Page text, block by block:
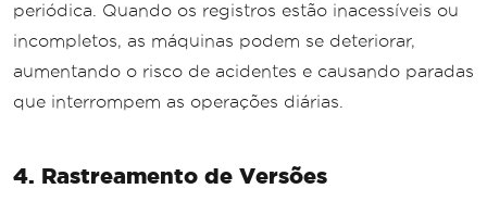
periódica. Quando os registros estão inacessíveis ou
incompletos, as máquinas podem se deteriorar,
aumentando o risco de acidentes e causando paradas
que interrompem as operações diárias.
4. Rastreamento de Versões